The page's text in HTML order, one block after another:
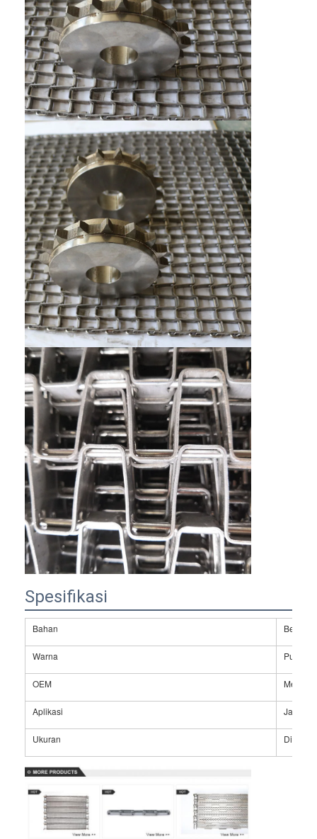
Semua Kasus
Sabuk jaring baja tahan karat
Jaring Kawat Spiral
Wire Mesh Suhu Tinggi
Sabuk Jala Makanan
Sabuk Konveyor Sarang Lebah
Pelat Rantai Konveyor
Sabuk Jala Fotovoltaik Surya
Sabuk Jaring Rantai
Sabuk Pembeku Spiral
Sabuk Konveyor Oven
Spesifikasi
Bahan Besi
Warna Putih
OEM
Aplikasi Jalur
Ukuran